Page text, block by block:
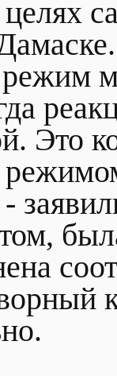
режим
Это